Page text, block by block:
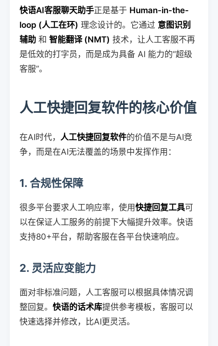
快语AI客服聊天助手正是基于 Human-in-the-
loop (人工在环) 理念设计的。它通过 意图识别
辅助 和 智能翻译 (NMT) 技术，让人工客服不再
是低效的打字员，而是成为具备 AI 能力的“超级
客服”。
人工快捷回复软件的核心价值
在AI时代， 人工快捷回复软件的价值不是与AI竞
争，而是在AI无法覆盖的场景中发挥作用：
1. 合规性保障
很多平台要求人工响应率，使用快捷回复工具可
以在保证人工服务的前提下大幅提升效率。快语
支持80+平台，帮助客服在各平台快速响应。
2. 灵活应变能力
面对非标准问题，人工客服可以根据具体情况调
整回复。 快语的话术库提供参考模板，客服可以
快速选择并修改，比AI更灵活。